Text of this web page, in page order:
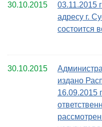
30.10.2015
03.11.2015
адресу г.
состоится
30.10.2015
издано
16.09.2015